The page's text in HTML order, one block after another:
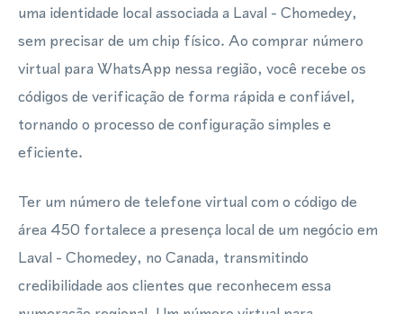
uma identidade local associada a Laval - Chomedey,
sem precisar de um chip físico. Ao comprar número
virtual para WhatsApp nessa região, você recebe os
códigos de verificação de forma rápida e confiável,
tornando o processo de configuração simples e
eficiente.
Ter um número de telefone virtual com o código de
área 450 fortalece a presença local de um negócio em
Laval - Chomedey, no Canada, transmitindo
credibilidade aos clientes que reconhecem essa